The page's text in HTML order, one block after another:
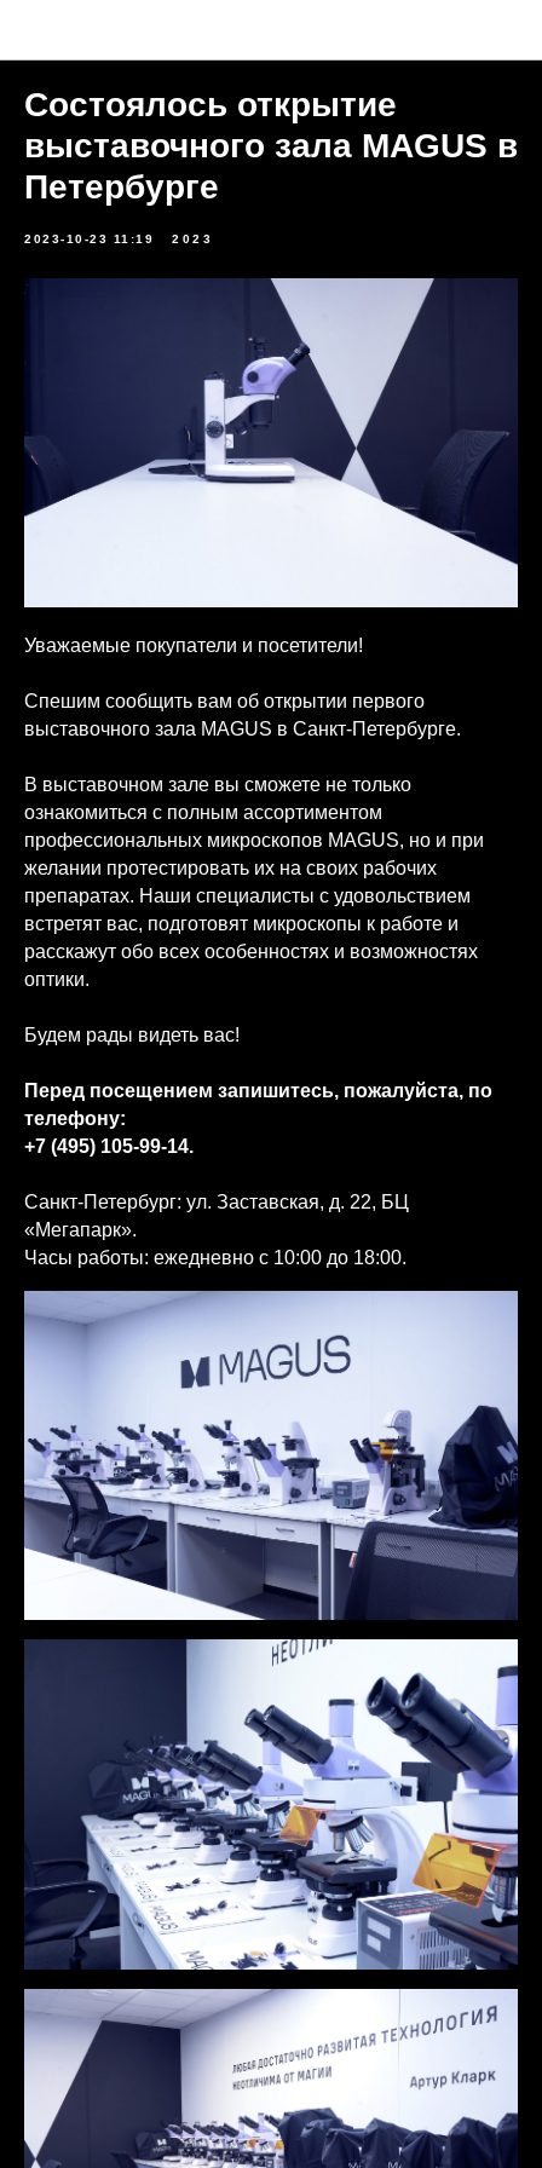
Состоялось открытие
выставочного зала MAGUS в
Петербурге
2023-10-23 11:19 2023
Уважаемые покупатели и посетители!
Спешим сообщить вам об открытии первого
выставочного зала MAGUS в Санкт-Петербурге.
В выставочном зале вы сможете не только
ознакомиться с полным ассортиментом
профессиональных микроскопов MAGUS, но и при
желании протестировать их на своих рабочих
препаратах. Наши специалисты с удовольствием
встретят вас, подготовят микроскопы к работе и
расскажут обо всех особенностях и возможностях
оптики.
Будем рады видеть вас!
Перед посещением запишитесь, пожалуйста, по
телефону:
+7 (495) 105-99-14.
Санкт-Петербург: ул. Заставская, д. 22, БЦ
«Мегапарк».
Часы работы: ежедневно с 10:00 до 18:00.